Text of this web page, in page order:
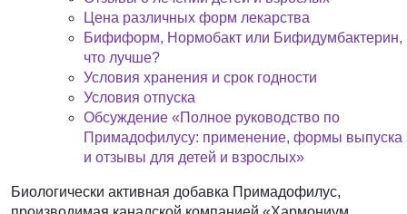
Цена различных форм лекарства
Бифиформ, Нормобакт или Бифидумбактерин,
что лучше?
Условия хранения и срок годности
Условия отпуска
Обсуждение «Полное руководство по
Примадофилусу: применение, формы выпуска
и отзывы для детей и взрослых»
Биологически активная добавка Примадофилус,